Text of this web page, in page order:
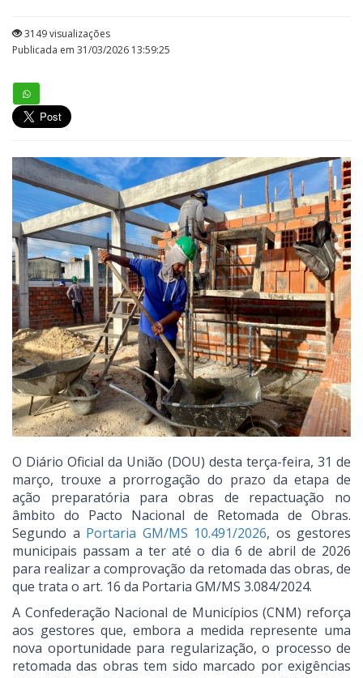
3149 visualizações
Publicada em 31/03/2026 13:59:25
O Diário Oficial da União (DOU) desta terça-feira, 31 de
março, trouxe a prorrogação do prazo da etapa de
ação preparatória para obras de repactuação no
âmbito do Pacto Nacional de Retomada de Obras.
Segundo a Portaria GM/MS 10.491/2026, os gestores
municipais passam a ter até o dia 6 de abril de 2026
para realizar a comprovação da retomada das obras, de
que trata o art. 16 da Portaria GM/MS 3.084/2024.
A Confederação Nacional de Municípios (CNM) reforça
aos gestores que, embora a medida represente uma
nova oportunidade para regularização, o processo de
retomada das obras tem sido marcado por exigências